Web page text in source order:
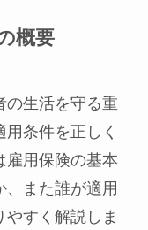
概要
の生活を守る重
条件を正しく
雇用保険の基本
、また誰が適用
すく解説しま